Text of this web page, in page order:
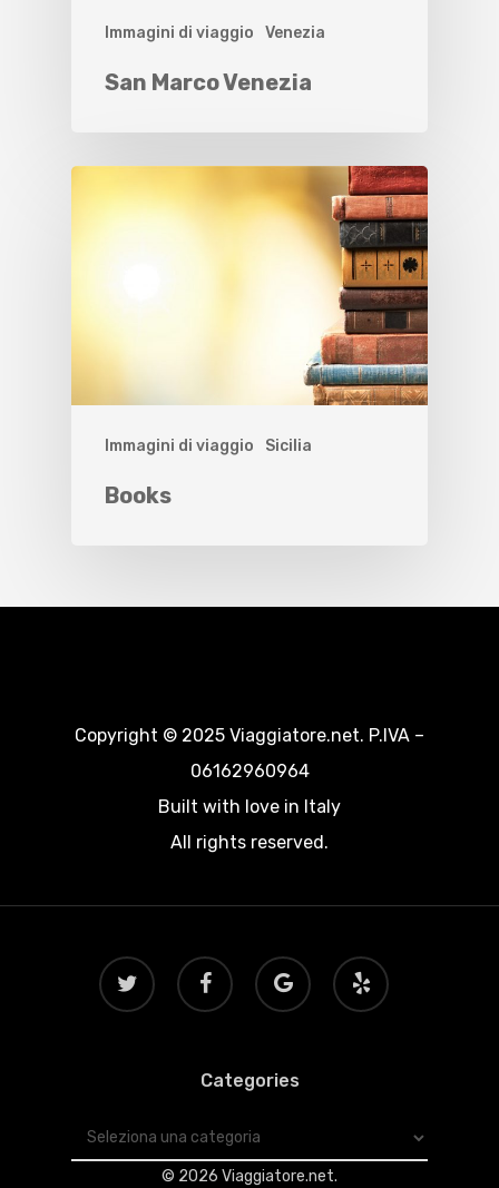
Immagini di viaggio Venezia
San Marco Venezia
Immagini di viaggio Sicilia
Books
Copyright © 2025 Viaggiatore.net. P.IVA –
06162960964
Built with love in Italy
All rights reserved.
twitter facebook
google-
plus
yelp
Categories
Categories
© 2026 Viaggiatore.net.